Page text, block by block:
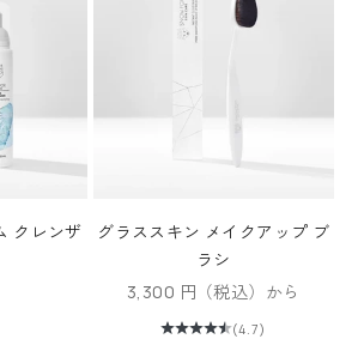
クレンザ
グラススキン メイクアップ ブ
ラシ
セール価格
3,300 円（税込）から
(4.7)